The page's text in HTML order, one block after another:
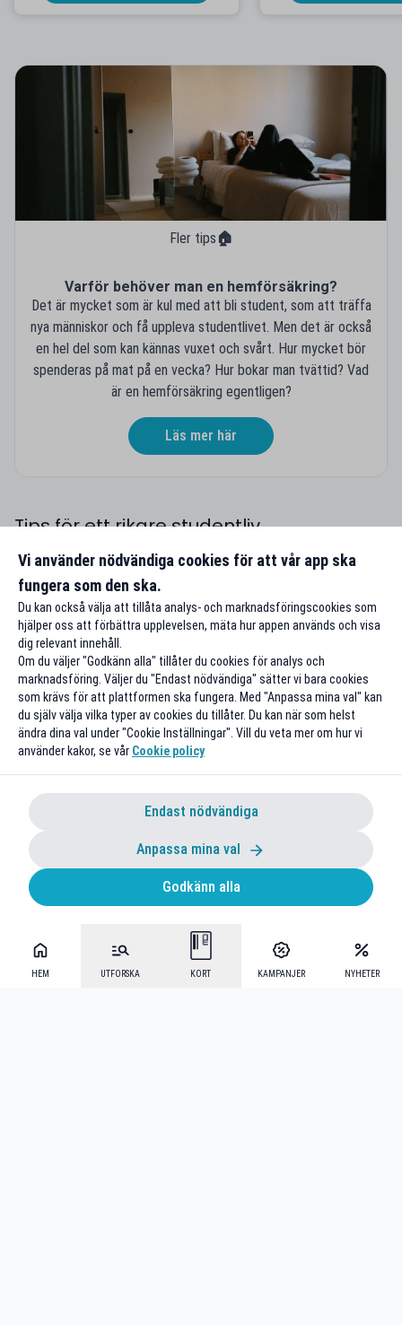
HEM UTFORSKA KORT KAMPANJER NYHETER
Fler tips 🏠
Varför behöver man en hemförsäkring?
Det är mycket som är kul med att bli student, som att träffa
nya människor och få uppleva studentlivet. Men det är också
en hel del som kan kännas vuxet och svårt. Hur mycket bör
spenderas på mat på en vecka? Hur bokar man tvättid? Vad
är en hemförsäkring egentligen?
Läs mer här
Tips för ett rikare studentliv
Från 1 juli: Månadskort till halva
studentpriset
Kom
Vi använder nödvändiga cookies för att vår app ska
fungera som den ska.
Du kan också välja att tillåta analys- och marknadsföringscookies som
hjälper oss att förbättra upplevelsen, mäta hur appen används och visa
dig relevant innehåll.
Om du väljer "Godkänn alla" tillåter du cookies för analys och
marknadsföring. Väljer du "Endast nödvändiga" sätter vi bara cookies
som krävs för att plattformen ska fungera. Med "Anpassa mina val" kan
du själv välja vilka typer av cookies du tillåter. Du kan när som helst
ändra dina val under "Cookie Inställningar". Vill du veta mer om hur vi
använder kakor, se vår Cookie policy
Endast nödvändiga
Anpassa mina val
Godkänn alla